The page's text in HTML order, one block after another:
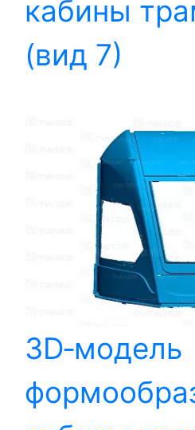
кабины
(вид 7)
3D‑модель